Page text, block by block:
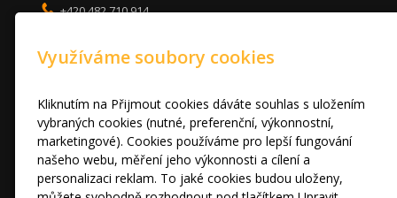
+420 482 710 914
KUCHYNĚ
DVEŘE A STOLY
OBÝVACÍ POKOJE
AKCE
FOTOGALERIE
VÝPRODEJ VZORKŮ
Využíváme soubory cookies
Kliknutím na Přijmout cookies dáváte souhlas s uložením
vybraných cookies (nutné, preferenční, výkonnostní,
marketingové). Cookies používáme pro lepší fungování
našeho webu, měření jeho výkonnosti a cílení a
personalizaci reklam. To jaké cookies budou uloženy,